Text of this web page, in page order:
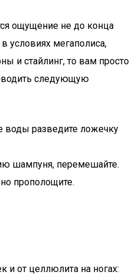
ощущение не до конца
условиях мегаполиса,
и стайлинг, то вам просто
следующую
воды разведите ложечку
шампуня, перемешайте.
прополощите.
и от целлюлита на ногах: